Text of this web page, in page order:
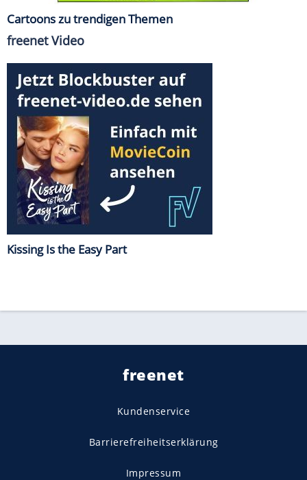
Cartoons zu trendigen Themen
freenet Video
Kissing Is the Easy Part
freenet
Kundenservice
Barrierefreiheitserklärung
Impressum